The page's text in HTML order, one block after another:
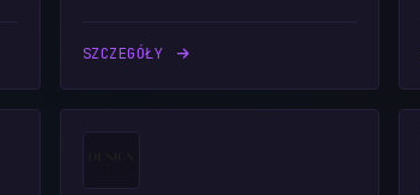
SZCZEGÓŁY